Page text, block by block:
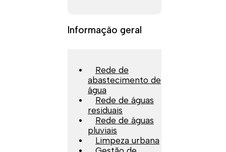
Informação geral
Rede de
abastecimento de
água
Rede de águas
residuais
Rede de águas
pluviais
Limpeza urbana